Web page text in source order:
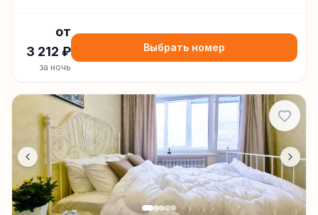
от
3 212 ₽
за ночь
Выбрать номер